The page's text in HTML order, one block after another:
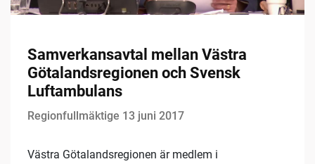
Samverkansavtal mellan Västra
Götalandsregionen och Svensk
Luftambulans
Regionfullmäktige 13 juni 2017
Västra Götalandsregionen är medlem i